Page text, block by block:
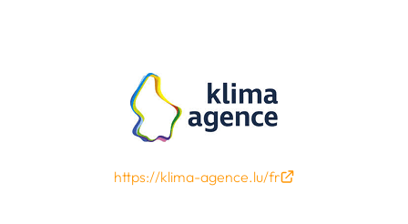
https://klima-agence.lu/fr